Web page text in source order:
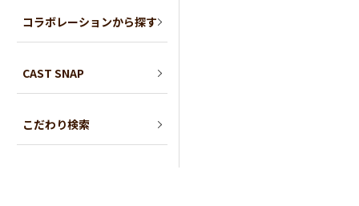
コラボレーションから探す
CAST SNAP
こだわり検索